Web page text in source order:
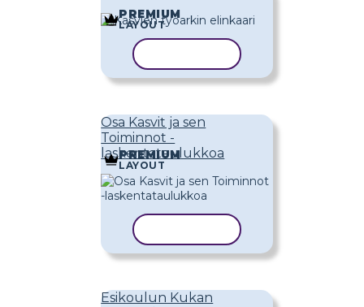
PREMIUM
LAYOUT
Osa Kasvit ja sen
Toiminnot -
laskentataulukkoa
PREMIUM
LAYOUT
Esikoulun Kukan